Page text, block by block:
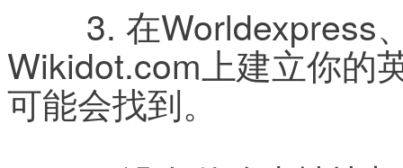
Wikidot.com上建立你的
可能会找到。